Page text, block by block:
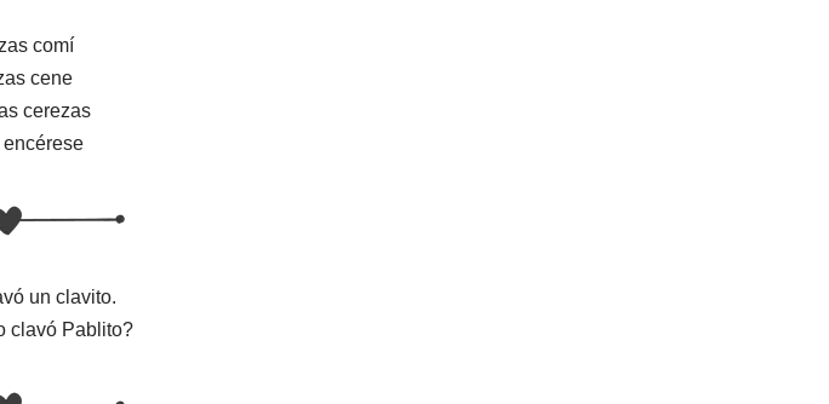
comí
cene
cerezas
un clavito.
clavó Pablito?